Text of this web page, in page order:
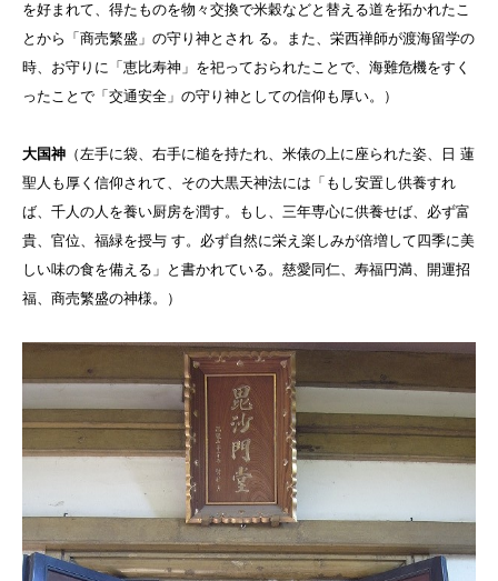
を好まれて、得たものを物々交換で米穀などと替える道を拓かれたこ
とから「商売繁盛」の守り神とされ る。また、栄西禅師が渡海留学の
時、お守りに「恵比寿神」を祀っておられたことで、海難危機をすく
ったことで「交通安全」の守り神としての信仰も厚い。
）
大国神 （左手に袋、右手に槌を持たれ、米俵の上に座られた姿、
日 蓮
聖人も厚く信仰されて、その大黒天神法には「もし安置し供養すれ
ば、千人の人を養い厨房を潤す。もし、三年専心に供養せば、必ず富
貴、官位、福緑を授与 す。必ず自然に栄え楽しみが倍増して四季に美
しい味の食を備える」と書かれている。慈愛同仁、寿福円満、開運招
福、商売繁盛の神様。
）